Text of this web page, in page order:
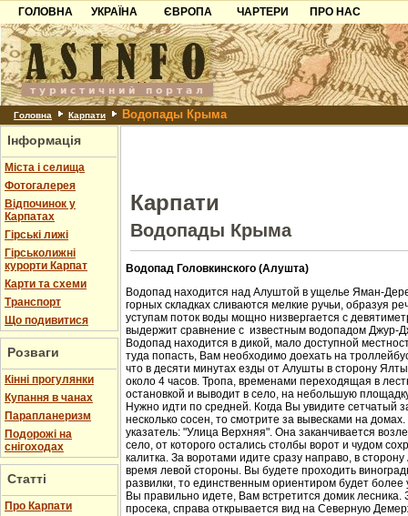
ГОЛОВНА
УКРАЇНА
Карпати
Азов
Причорноморря
Шацьк
ЄВРОПА
Чорногорія
Хорватія
Болгарія
Албанія
ЧАРТЕРИ
ПРО НАС
Контакти
Партнерам
Додати готель
Головна Карпати Водопады Крыма
Інформація
Міста і селища
Фотогалерея
Відпочинок у
Карпатах
Гірські лижі
Гірськолижні
курорти Карпат
Карти та схеми
Транспорт
Що подивитися
Розваги
Кінні прогулянки
Купання в чанах
Парапланеризм
Подорожі на
снігоходах
Статті
Про Карпати
Карпати
Водопады Крыма
Водопад Головкинского (Алушта)
Водопад находится над Алуштой в ущелье Яман-
горных складках сливаются мелкие ручьи, образуя
уступам поток воды мощно низвергается с
выдержит сравнение с известным водопадом Джур-
Водопад находится в дикой, мало доступной
туда попасть, Вам необходимо доехать на
что в десяти минутах езды от Алушты в сторону
около 4 часов. Тропа, временами переходящая в
остановкой и выводит в село, на небольшую
Нужно идти по средней. Когда Вы увидите сетчатый
несколько сосен, то смотрите за вывесками на
указатель: "Улица Верхняя". Она заканчивается
село, от которого остались столбы ворот и чудом
калитка. За воротами идите сразу направо, в
время левой стороны. Вы будете проходить
развилки, то единственным ориентиром будет более
Вы правильно идете, Вам встретится домик лесника.
просека, справа открывается вид на Северную